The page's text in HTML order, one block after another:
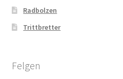
Radbolzen
Trittbretter
Felgen